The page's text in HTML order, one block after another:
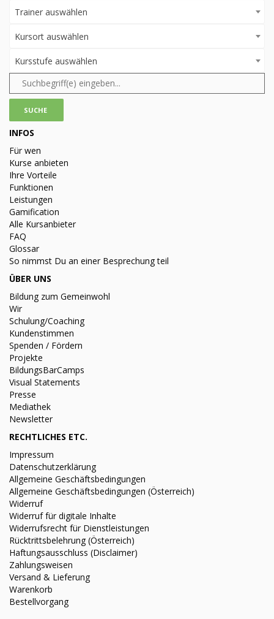
Trainer auswählen
Kursort auswählen
Kursstufe auswählen
INFOS
Für wen
Kurse anbieten
Ihre Vorteile
Funktionen
Leistungen
Gamification
Alle Kursanbieter
FAQ
Glossar
So nimmst Du an einer Besprechung teil
ÜBER UNS
Bildung zum Gemeinwohl
Wir
Schulung/Coaching
Kundenstimmen
Spenden / Fördern
Projekte
BildungsBarCamps
Visual Statements
Presse
Mediathek
Newsletter
RECHTLICHES ETC.
Impressum
Datenschutzerklärung
Allgemeine Geschäftsbedingungen
Allgemeine Geschäftsbedingungen (Österreich)
Widerruf
Widerruf für digitale Inhalte
Widerrufsrecht für Dienstleistungen
Rücktrittsbelehrung (Österreich)
Haftungsausschluss (Disclaimer)
Zahlungsweisen
Versand & Lieferung
Warenkorb
Bestellvorgang